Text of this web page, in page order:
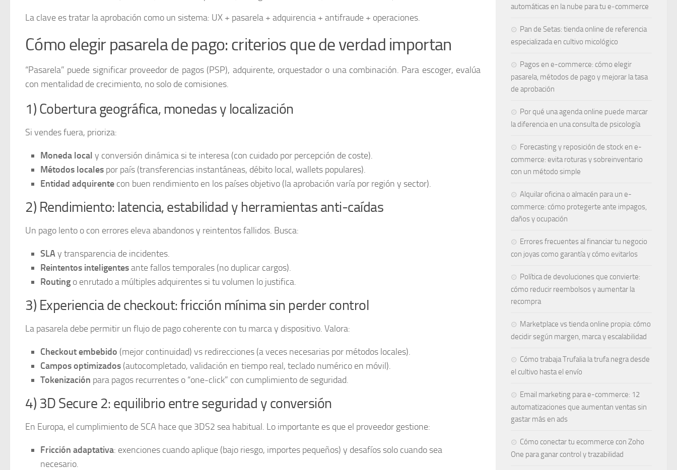
La clave es tratar la aprobación como un sistema: UX + pasarela + adquirencia + antifraude + operaciones.
Cómo elegir pasarela de pago: criterios que de verdad importan
“Pasarela” puede significar proveedor de pagos (PSP), adquirente, orquestador o una combinación. Para escoger, evalúa
con mentalidad de crecimiento, no solo de comisiones.
1) Cobertura geográfica, monedas y localización
Si vendes fuera, prioriza:
Moneda local y conversión dinámica si te interesa (con cuidado por percepción de coste).
Métodos locales por país (transferencias instantáneas, débito local, wallets populares).
Entidad adquirente con buen rendimiento en los países objetivo (la aprobación varía por región y sector).
2) Rendimiento: latencia, estabilidad y herramientas anti-caídas
Un pago lento o con errores eleva abandonos y reintentos fallidos. Busca:
SLAy transparencia de incidentes.
Reintentos inteligentesante fallos temporales (no duplicar cargos).
Routing o enrutado a múltiples adquirentes si tu volumen lo justifica.
3) Experiencia de checkout: fricción mínima sin perder control
La pasarela debe permitir un flujo de pago coherente con tu marca y dispositivo. Valora:
Checkout embebido (mejor continuidad) vs redirecciones (a veces necesarias por métodos locales).
Campos optimizados (autocompletado, validación en tiempo real, teclado numérico en móvil).
Tokenización para pagos recurrentes o “one-click” con cumplimiento de seguridad.
4) 3D Secure 2: equilibrio entre seguridad y conversión
En Europa, el cumplimiento de SCA hace que 3DS2 sea habitual. Lo importante es que el proveedor gestione:
Fricción adaptativa: exenciones cuando aplique (bajo riesgo, importes pequeños) y desafíos solo cuando sea
necesario.
automáticas en la nube para tu e‑commerce
Pan de Setas: tienda online de referencia
especializada en cultivo micológico
Pagos en e-commerce: cómo elegir
pasarela, métodos de pago y mejorar la tasa
de aprobación
Por qué una agenda online puede marcar
la diferencia en una consulta de psicología
Forecasting y reposición de stock en e-
commerce: evita roturas y sobreinventario
con un método simple
Alquilar oficina o almacén para un e-
commerce: cómo protegerte ante impagos,
daños y ocupación
Errores frecuentes al financiar tu negocio
con joyas como garantía y cómo evitarlos
Política de devoluciones que convierte:
cómo reducir reembolsos y aumentar la
recompra
Marketplace vs tienda online propia: cómo
decidir según margen, marca y escalabilidad
Cómo trabaja Trufalia la trufa negra desde
el cultivo hasta el envío
Email marketing para e-commerce: 12
automatizaciones que aumentan ventas sin
gastar más en ads
Cómo conectar tu ecommerce con Zoho
One para ganar control y trazabilidad